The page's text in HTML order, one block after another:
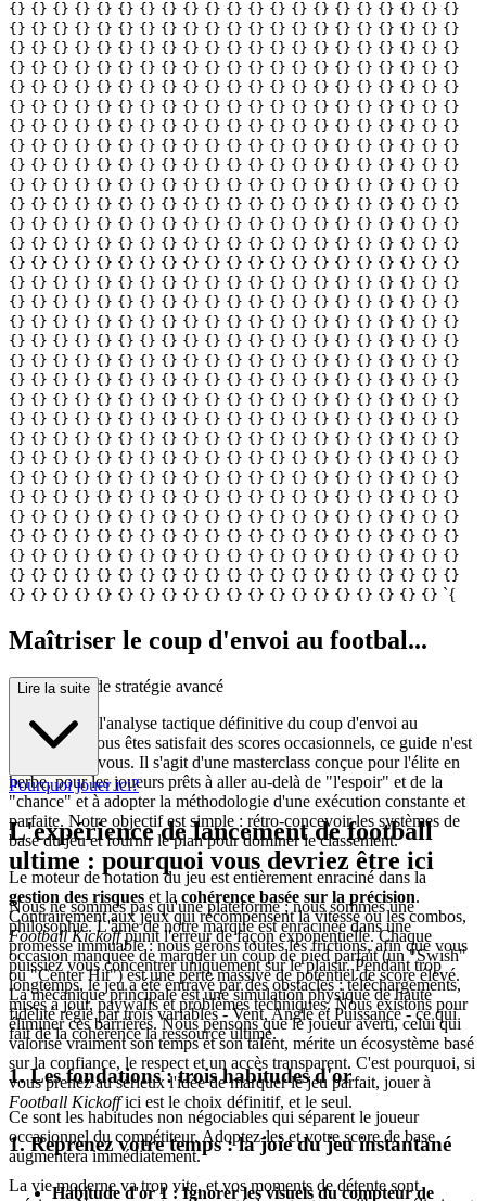
{} {} {} {} {} {} {} {} {} {} {} {} {} {} {} {} {} {} {} {} {}
{} {} {} {} {} {} {} {} {} {} {} {} {} {} {} {} {} {} {} {} {}
{} {} {} {} {} {} {} {} {} {} {} {} {} {} {} {} {} {} {} {} {}
{} {} {} {} {} {} {} {} {} {} {} {} {} {} {} {} {} {} {} {} {}
{} {} {} {} {} {} {} {} {} {} {} {} {} {} {} {} {} {} {} {} {}
{} {} {} {} {} {} {} {} {} {} {} {} {} {} {} {} {} {} {} {} {}
{} {} {} {} {} {} {} {} {} {} {} {} {} {} {} {} {} {} {} {} {}
{} {} {} {} {} {} {} {} {} {} {} {} {} {} {} {} {} {} {} {} {}
{} {} {} {} {} {} {} {} {} {} {} {} {} {} {} {} {} {} {} {} {}
{} {} {} {} {} {} {} {} {} {} {} {} {} {} {} {} {} {} {} {} {}
{} {} {} {} {} {} {} {} {} {} {} {} {} {} {} {} {} {} {} {} {}
{} {} {} {} {} {} {} {} {} {} {} {} {} {} {} {} {} {} {} {} {}
{} {} {} {} {} {} {} {} {} {} {} {} {} {} {} {} {} {} {} {} {}
{} {} {} {} {} {} {} {} {} {} {} {} {} {} {} {} {} {} {} {} {}
{} {} {} {} {} {} {} {} {} {} {} {} {} {} {} {} {} {} {} {} {}
{} {} {} {} {} {} {} {} {} {} {} {} {} {} {} {} {} {} {} {} {}
{} {} {} {} {} {} {} {} {} {} {} {} {} {} {} {} {} {} {} {} {}
{} {} {} {} {} {} {} {} {} {} {} {} {} {} {} {} {} {} {} {} {}
{} {} {} {} {} {} {} {} {} {} {} {} {} {} {} {} {} {} {} {} {}
{} {} {} {} {} {} {} {} {} {} {} {} {} {} {} {} {} {} {} {} {}
{} {} {} {} {} {} {} {} {} {} {} {} {} {} {} {} {} {} {} {} {}
{} {} {} {} {} {} {} {} {} {} {} {} {} {} {} {} {} {} {} {} {}
{} {} {} {} {} {} {} {} {} {} {} {} {} {} {} {} {} {} {} {} {}
{} {} {} {} {} {} {} {} {} {} {} {} {} {} {} {} {} {} {} {} {}
{} {} {} {} {} {} {} {} {} {} {} {} {} {} {} {} {} {} {} {} {}
{} {} {} {} {} {} {} {} {} {} {} {} {} {} {} {} {} {} {} {} {}
{} {} {} {} {} {} {} {} {} {} {} {} {} {} {} {} {} {} {} {} {}
{} {} {} {} {} {} {} {} {} {} {} {} {} {} {} {} {} {} {} {} {}
{} {} {} {} {} {} {} {} {} {} {} {} {} {} {} {} {} {} {} {} {}
{} {} {} {} {} {} {} {} {} {} {} {} {} {} {} {} {} {} {} {} {}
{} {} {} {} {} {} {} {} {} {} {} {} {} {} {} {} {} {} {} {} `{
Maîtriser le coup d'envoi au footbal...
l : Un guide de stratégie avancé
Bienvenue à l'analyse tactique définitive du coup d'envoi au
football. Si vous êtes satisfait des scores occasionnels, ce guide n'est
pas fait pour vous. Il s'agit d'une masterclass conçue pour l'élite en
herbe, pour les joueurs prêts à aller au-delà de "l'espoir" et de la
"chance" et à adopter la méthodologie d'une exécution constante et
parfaite. Notre objectif est simple : rétro-concevoir les systèmes de
base du jeu et fournir le plan pour dominer le classement.
Le moteur de notation du jeu est entièrement enraciné dans la
gestion des risques et lacohérence basée sur la précision.
Contrairement aux jeux qui récompensent la vitesse ou les combos,
Football Kickoffpunit l'erreur de façon exponentielle. Chaque
occasion manquée de marquer un coup de pied parfait (un "Swish"
ou "Center Hit") est une perte massive de potentiel de score élevé.
La mécanique principale est une simulation physique de haute
fidélité régie par trois variables - Vent, Angle et Puissance - ce qui
fait de la cohérence la ressource ultime.
1. Les fondations : trois habitudes d'or
Ce sont les habitudes non négociables qui séparent le joueur
occasionnel du compétiteur. Adoptez-les et votre score de base
augmentera immédiatement.
Habitude d'or 1 : Ignorer les visuels du compteur de
Lire la suite
Pourquoi jouer ici?
L'expérience de lancement de football
ultime : pourquoi vous devriez être ici
Nous ne sommes pas qu'une plateforme ; nous sommes une
philosophie. L'âme de notre marque est enracinée dans une
promesse immuable : nous gérons toutes les frictions, afin que vous
puissiez vous concentrer uniquement sur le plaisir. Pendant trop
longtemps, le jeu a été entravé par des obstacles : téléchargements,
mises à jour, paywalls et problèmes techniques. Nous existons pour
éliminer ces barrières. Nous pensons que le joueur averti, celui qui
valorise vraiment son temps et son talent, mérite un écosystème basé
sur la confiance, le respect et un accès transparent. C'est pourquoi, si
vous prenez au sérieux l'idée de marquer le jeu parfait, jouer à
Football Kickoffici est le choix définitif, et le seul.
1. Reprenez votre temps : la joie du jeu instantané
La vie moderne va trop vite, et vos moments de détente sont